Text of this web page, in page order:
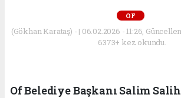
OF
(Gökhan Karataş) - | 06.02.2026 - 11:26,
6373+ kez okundu.
Of Belediye Başkanı Salim